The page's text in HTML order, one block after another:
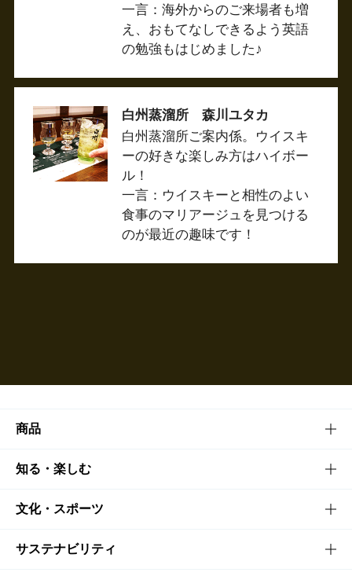
一言：海外からのご来場者も増
え、おもてなしできるよう英語
の勉強もはじめました♪
白州蒸溜所 森川ユタカ
白州蒸溜所ご案内係。ウイスキ
ーの好きな楽しみ方はハイボー
ル！
一言：ウイスキーと相性のよい
食事のマリアージュを見つける
のが最近の趣味です！
商品
商品TOP
商品一覧
商品発売情報
知る・楽しむ
知る・楽しむTOP
キャンペーン
文化・スポーツ
文化・スポーツTOP
サステナビリティ